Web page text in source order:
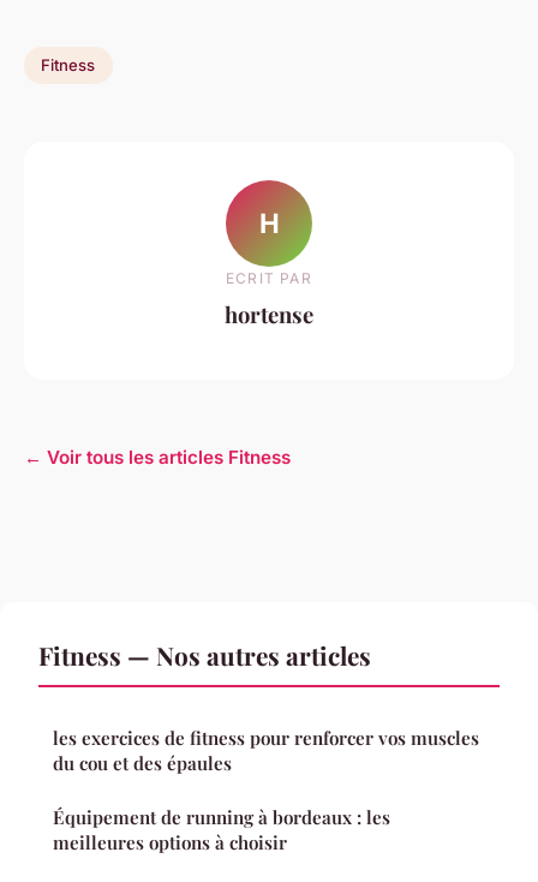
Fitness
H
ECRIT PAR
hortense
← Voir tous les articles Fitness
Fitness — Nos autres articles
les exercices de fitness pour renforcer vos muscles
du cou et des épaules
Équipement de running à bordeaux : les
meilleures options à choisir